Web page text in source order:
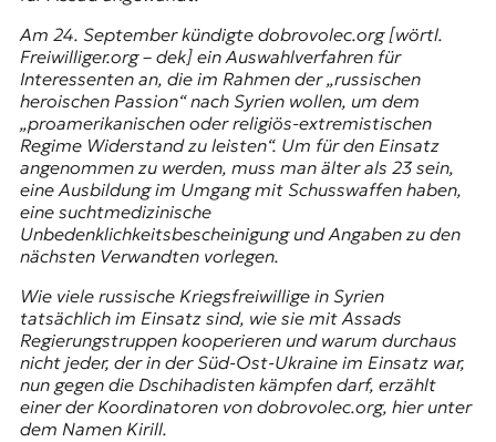
J
o
u
r
n
a
l
i
s
m
u
s
u
n
d
M
e
d
Am 24. September kündigte dobrovolec.org [wörtl.
Freiwilliger.org – dek] ein Auswahlverfahren für
Interessenten an, die im Rahmen der „russischen
heroischen Passion“ nach Syrien wollen, um dem
„proamerikanischen oder religiös-extremistischen
Regime Widerstand zu leisten“. Um für den Einsatz
angenommen zu werden, muss man älter als 23 sein,
eine Ausbildung im Umgang mit Schusswaffen haben,
eine suchtmedizinische
Unbedenklichkeitsbescheinigung und Angaben zu den
nächsten Verwandten vorlegen.
Wie viele russische Kriegsfreiwillige in Syrien
tatsächlich im Einsatz sind, wie sie mit Assads
Regierungstruppen kooperieren und warum durchaus
nicht jeder, der in der Süd-Ost-Ukraine im Einsatz war,
nun gegen die Dschihadisten kämpfen darf, erzählt
einer der Koordinatoren von dobrovolec.org, hier unter
dem Namen Kirill.